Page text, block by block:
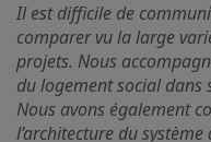
Il est difficile de
comparer vu la large
projets. Nous
du logement social
Nous avons également
l’architecture du